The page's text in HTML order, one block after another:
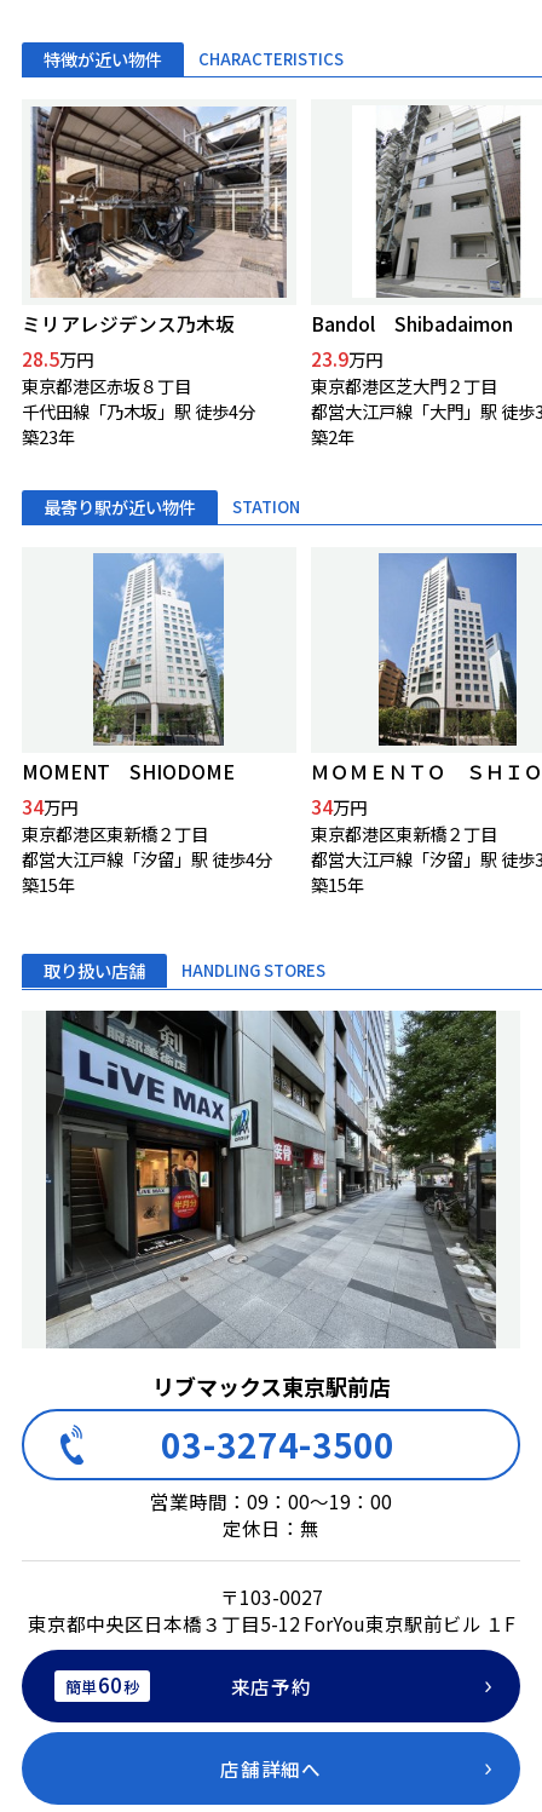
特徴が近い物件 CHARACTERISTICS
ミリアレジデンス乃木坂
28.5万円
東京都港区赤坂８丁目
千代田線「乃木坂」駅 徒歩4分
築23年
Bandol Shibadaimon
23.9万円
東京都港区芝大門２丁目
都営大江戸線「大門」駅 徒歩
築2年
最寄り駅が近い物件 STATION
MOMENT SHIODOME
34万円
東京都港区東新橋２丁目
都営大江戸線「汐留」駅 徒歩4分
築15年
34万円
東京都港区東新橋２丁目
都営大江戸線「汐留」駅 徒歩
築15年
取り扱い店舗 HANDLING STORES
リブマックス東京駅前店
03-3274-3500
営業時間：09：00～19：00
定休日：無
〒103-0027
東京都中央区日本橋３丁目5-12 ForYou東京駅前ビル １F
簡単60秒 来店予約
店舗詳細へ